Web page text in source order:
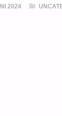
2024